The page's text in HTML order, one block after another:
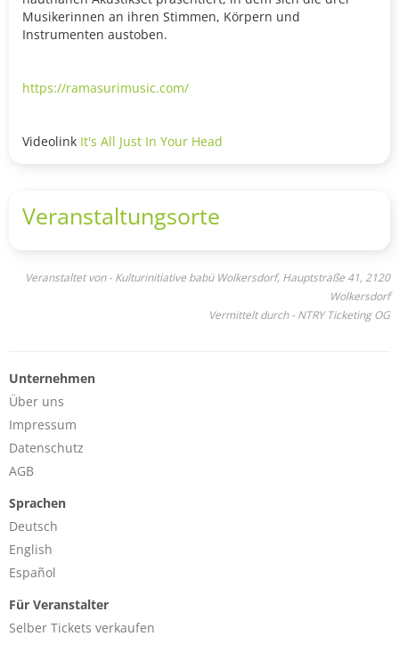
Musikerinnen an ihren Stimmen, Körpern und
Instrumenten austoben.
https://ramasurimusic.com/
Videolink It's All Just In Your Head
Veranstaltungsorte
Veranstaltet von - Kulturinitiative babü Wolkersdorf, Hauptstraße 41, 2120
Wolkersdorf
Vermittelt durch - NTRY Ticketing OG
Unternehmen
Über uns
Impressum
Datenschutz
AGB
Sprachen
Deutsch
English
Español
Für Veranstalter
Selber Tickets verkaufen